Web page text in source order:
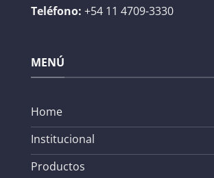
Teléfono: +54 11 4709-3330
MENÚ
Home
Institucional
Productos